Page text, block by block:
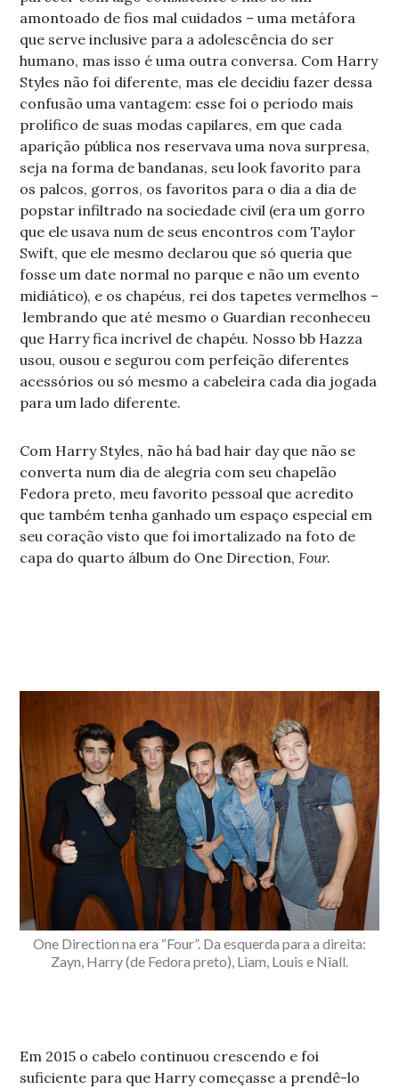
amontoado de fios mal cuidados – uma metáfora
que serve inclusive para a adolescência do ser
humano, mas isso é uma outra conversa. Com Harry
Styles não foi diferente, mas ele decidiu fazer dessa
confusão uma vantagem: esse foi o período mais
prolífico de suas modas capilares, em que cada
aparição pública nos reservava uma nova surpresa,
seja na forma de bandanas, seu look favorito para
os palcos, gorros, os favoritos para o dia a dia de
popstar infiltrado na sociedade civil (era um gorro
que ele usava num de seus encontros com Taylor
Swift, que ele mesmo declarou que só queria que
fosse um date normal no parque e não um evento
midiático), e os chapéus, rei dos tapetes vermelhos –
lembrando que até mesmo o Guardian reconheceu
que Harry fica incrível de chapéu. Nosso bb Hazza
usou, ousou e segurou com perfeição diferentes
acessórios ou só mesmo a cabeleira cada dia jogada
para um lado diferente.
Com Harry Styles, não há bad hair day que não se
converta num dia de alegria com seu chapelão
Fedora preto, meu favorito pessoal que acredito
que também tenha ganhado um espaço especial em
seu coração visto que foi imortalizado na foto de
capa do quarto álbum do One Direction,Four.
One Direction na era “Four”. Da esquerda para a direita:
Zayn, Harry (de Fedora preto), Liam, Louis e Niall.
Em 2015 o cabelo continuou crescendo e foi
suficiente para que Harry começasse a prendê-lo